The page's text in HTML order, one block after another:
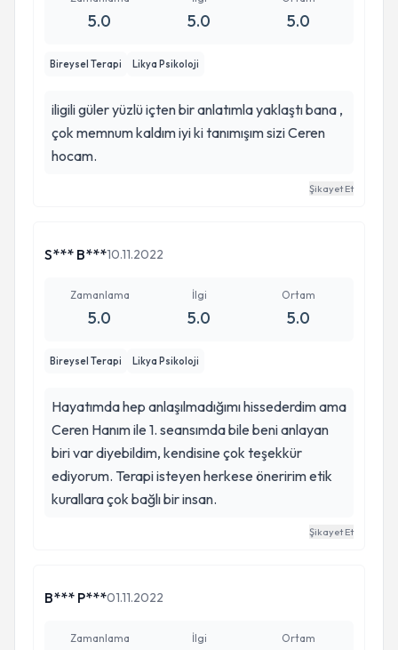
5.0 5.0 5.0
Bireysel Terapi Likya Psikoloji
iligili güler yüzlü içten bir anlatımla yaklaştı bana ,
çok memnum kaldım iyi ki tanımışım sizi Ceren
hocam.
Şikayet Et
S*** B***10.11.2022
Zamanlama
5.0
İlgi
5.0
Ortam
5.0
Bireysel Terapi Likya Psikoloji
Hayatımda hep anlaşılmadığımı hissederdim ama
Ceren Hanım ile 1. seansımda bile beni anlayan
biri var diyebildim, kendisine çok teşekkür
ediyorum. Terapi isteyen herkese öneririm etik
kurallara çok bağlı bir insan.
Şikayet Et
B*** P***01.11.2022
Zamanlama İlgi Ortam